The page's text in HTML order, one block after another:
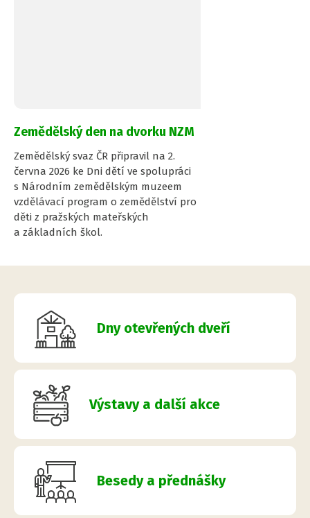
Zemědělský den na dvorku NZM
Zemědělský svaz ČR připravil na 2.
června 2026 ke Dni dětí ve spolupráci
s Národním zemědělským muzeem
vzdělávací program o zemědělství pro
děti z pražských mateřských
a základních škol.
Dny otevřených dveří
Výstavy a další akce
Besedy a přednášky